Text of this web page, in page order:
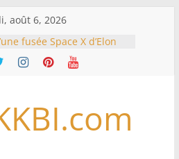
août 6, 2026
fusée Space X d’Elon
la Lune: entre pollution
et ouverture sur la
assurer l’intérim des
septembre